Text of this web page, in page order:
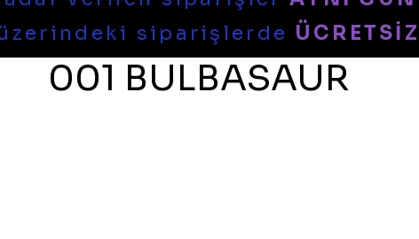
siparişlerde
001 BULBASAUR